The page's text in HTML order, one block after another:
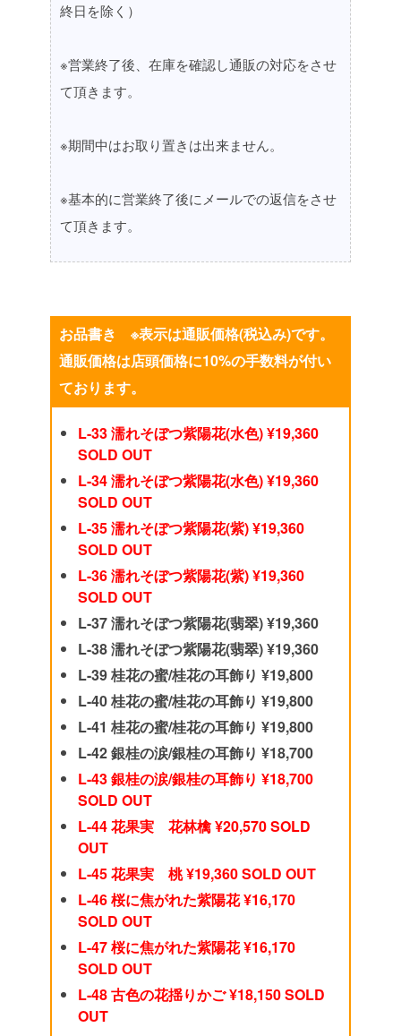
終日を除く）
※営業終了後、在庫を確認し通販の対応をさせ
て頂きます。
※期間中はお取り置きは出来ません。
※基本的に営業終了後にメールでの返信をさせ
て頂きます。
お品書き ※表示は通販価格(税込み)です。
通販価格は店頭価格に10%の手数料が付い
ております。
L-33 濡れそぼつ紫陽花(水色) ¥19,360
SOLD OUT
L-34 濡れそぼつ紫陽花(水色) ¥19,360
SOLD OUT
L-35 濡れそぼつ紫陽花(紫) ¥19,360
SOLD OUT
L-36 濡れそぼつ紫陽花(紫) ¥19,360
SOLD OUT
L-37 濡れそぼつ紫陽花(翡翠) ¥19,360
L-38 濡れそぼつ紫陽花(翡翠) ¥19,360
L-39 桂花の蜜/桂花の耳飾り ¥19,800
L-40 桂花の蜜/桂花の耳飾り ¥19,800
L-41 桂花の蜜/桂花の耳飾り ¥19,800
L-42 銀桂の涙/銀桂の耳飾り ¥18,700
L-43 銀桂の涙/銀桂の耳飾り ¥18,700
SOLD OUT
L-44 花果実 花林檎 ¥20,570 SOLD
OUT
L-45 花果実 桃 ¥19,360 SOLD OUT
L-46 桜に焦がれた紫陽花 ¥16,170
SOLD OUT
L-47 桜に焦がれた紫陽花 ¥16,170
SOLD OUT
L-48 古色の花揺りかご ¥18,150 SOLD
OUT